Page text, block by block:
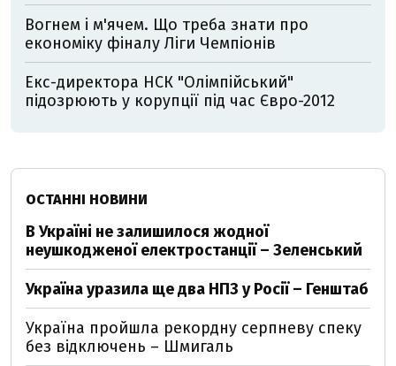
Вогнем і м'ячем. Що треба знати про
економіку фіналу Ліги Чемпіонів
Екс-директора НСК "Олімпійський"
підозрюють у корупції під час Євро-2012
ОСТАННІ НОВИНИ
В Україні не залишилося жодної
неушкодженої електростанції – Зеленський
Україна уразила ще два НПЗ у Росії – Генштаб
Україна пройшла рекордну серпневу спеку
без відключень – Шмигаль